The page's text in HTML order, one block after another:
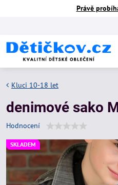
Právě
SKLADEM
Kluci 10-18 let
denimové sako
Hodnocení